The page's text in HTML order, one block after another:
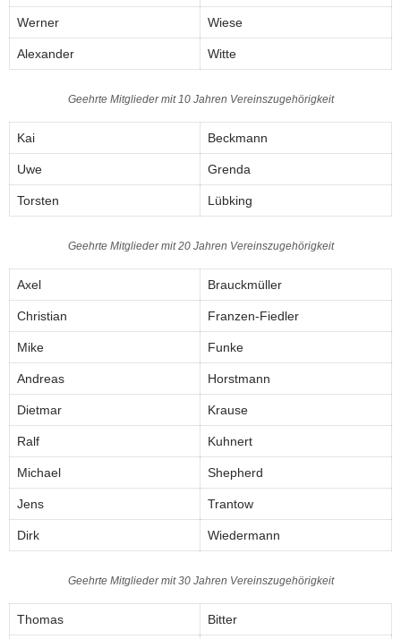
Werner Wiese
Alexander Witte
Geehrte Mitglieder mit 10 Jahren Vereinszugehörigkeit
Kai Beckmann
Uwe Grenda
Torsten Lübking
Geehrte Mitglieder mit 20 Jahren Vereinszugehörigkeit
Axel Brauckmüller
Christian Franzen-Fiedler
Mike Funke
Andreas Horstmann
Dietmar Krause
Ralf Kuhnert
Michael Shepherd
Jens Trantow
Dirk Wiedermann
Geehrte Mitglieder mit 30 Jahren Vereinszugehörigkeit
Thomas Bitter